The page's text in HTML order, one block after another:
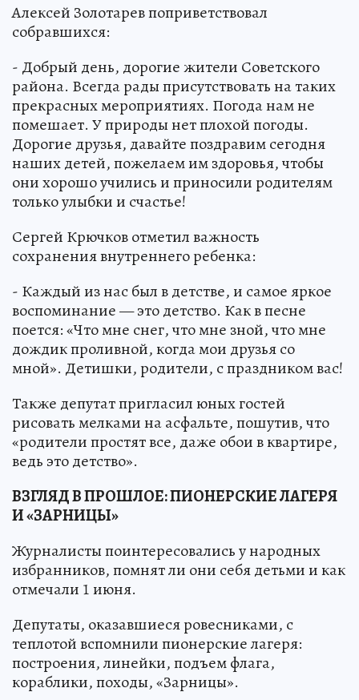
Алексей Золотарев поприветствовал
собравшихся:
- Добрый день, дорогие жители Советского
района. Всегда рады присутствовать на таких
прекрасных мероприятиях. Погода нам не
помешает. У природы нет плохой погоды.
Дорогие друзья, давайте поздравим сегодня
наших детей, пожелаем им здоровья, чтобы
они хорошо учились и приносили родителям
только улыбки и счастье!
Сергей Крючков отметил важность
сохранения внутреннего ребенка:
- Каждый из нас был в детстве, и самое яркое
воспоминание — это детство. Как в песне
поется: «Что мне снег, что мне зной, что мне
дождик проливной, когда мои друзья со
мной». Детишки, родители, с праздником вас!
Также депутат пригласил юных гостей
рисовать мелками на асфальте, пошутив, что
«родители простят все, даже обои в квартире,
ведь это детство».
ВЗГЛЯД В ПРОШЛОЕ: ПИОНЕРСКИЕ ЛАГЕРЯ
И «ЗАРНИЦЫ»
Журналисты поинтересовались у народных
избранников, помнят ли они себя детьми и как
отмечали 1 июня.
Депутаты, оказавшиеся ровесниками, с
теплотой вспомнили пионерские лагеря:
построения, линейки, подъем флага,
кораблики, походы, «Зарницы».